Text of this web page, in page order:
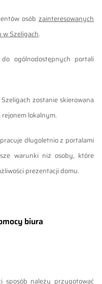
osób zainteresowanych
w Szeligach.
ogólnodostępnych portali
zostanie skierowana
lokalnym.
długoletnio z portalami
warunki niż osoby, które
prezentacji domu.
biura
sposób należy przygotować